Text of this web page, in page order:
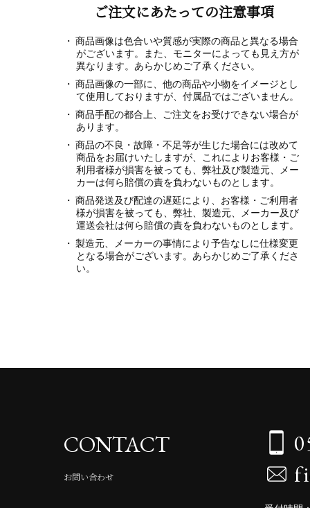
ご注文にあたっての注意事項
商品画像は色合いや質感が実際の商品と異なる場合
がございます。また、モニターによっても見え方が
異なります。あらかじめご了承ください。
商品画像の一部に、他の商品や小物をイメージとし
て使用しておりますが、付属品ではございません。
商品手配の都合上、ご注文をお受けできない場合が
あります。
商品の不良・故障・不足等が生じた場合には改めて
商品をお届けいたしますが、これによりお客様・ご
利用者様が損害を被っても、弊社及び製造元、メー
カーは何ら賠償の責を負わないものとします。
商品発送及び配達の遅延により、お客様・ご利用者
様が損害を被っても、弊社、製造元、メーカー及び
運送会社は何ら賠償の責を負わないものとします。
製造元、メーカーの事情により予告なしに仕様変更
となる場合がございます。あらかじめご了承くださ
い。
CONTACT
お問い合わせ